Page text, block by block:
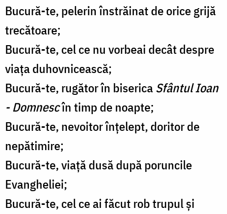
Bucură-te, pelerin înstrăinat de orice grijă
trecătoare;
Bucură-te, cel ce nu vorbeai decât despre
viața duhovnicească;
Bucură-te, rugător în bisericaSfântul Ioan
- Domnescîn timp de noapte;
Bucură-te, nevoitor înțelept, doritor de
nepătimire;
Bucură-te, viață dusă după poruncile
Evangheliei;
Bucură-te, cel ce ai făcut rob trupul și